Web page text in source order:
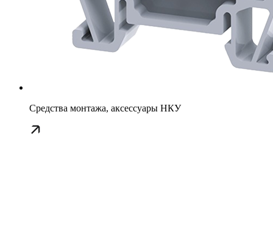
Средства монтажа, аксессуары НКУ